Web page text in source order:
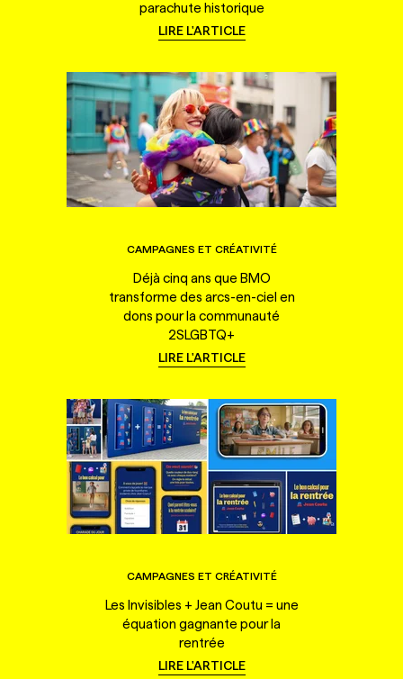
parachute historique
LIRE L'ARTICLE
CAMPAGNES ET CRÉATIVITÉ
Déjà cinq ans que BMO
transforme des arcs-en-ciel en
dons pour la communauté
2SLGBTQ+
LIRE L'ARTICLE
CAMPAGNES ET CRÉATIVITÉ
Les Invisibles + Jean Coutu = une
équation gagnante pour la
rentrée
LIRE L'ARTICLE